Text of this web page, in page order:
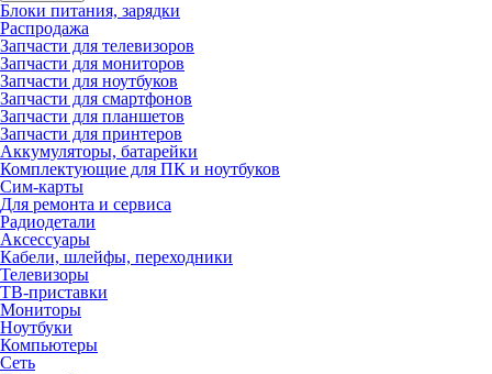
Блоки питания, зарядки
Распродажа
Запчасти для телевизоров
Запчасти для мониторов
Запчасти для ноутбуков
Запчасти для смартфонов
Запчасти для планшетов
Запчасти для принтеров
Аккумуляторы, батарейки
Комплектующие для ПК и ноутбуков
Сим-карты
Для ремонта и сервиса
Радиодетали
Аксессуары
Кабели, шлейфы, переходники
Телевизоры
ТВ-приставки
Мониторы
Ноутбуки
Компьютеры
Сеть